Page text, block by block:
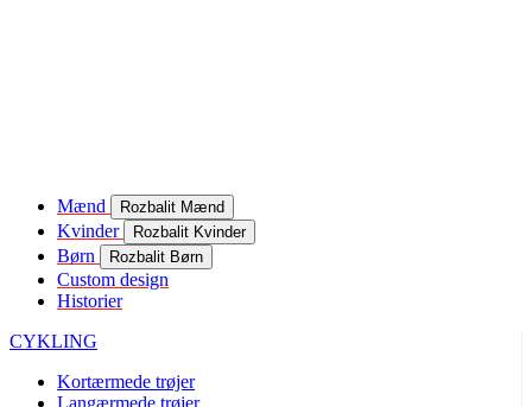
Mænd Rozbalit Mænd
Kvinder Rozbalit Kvinder
Børn Rozbalit Børn
Custom design
Historier
CYKLING
Kortærmede trøjer
Langærmede trøjer